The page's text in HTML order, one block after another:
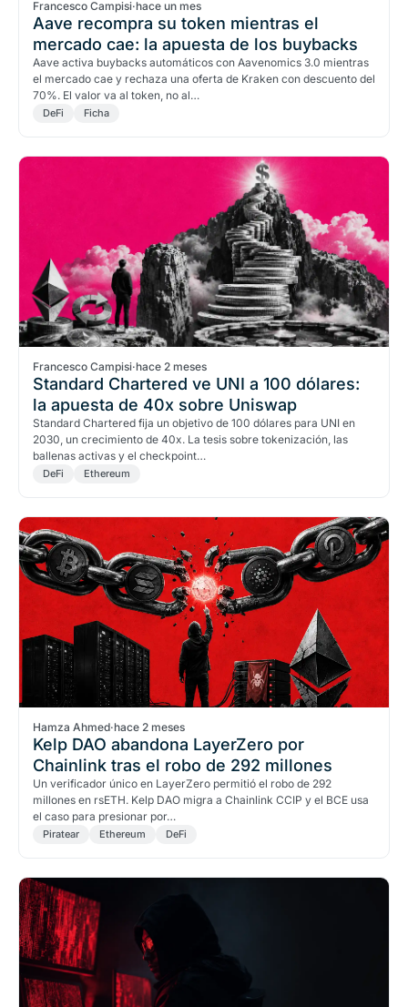
Francesco Campisi·hace un mes
Aave recompra su token mientras el
mercado cae: la apuesta de los buybacks
Aave activa buybacks automáticos con Aavenomics 3.0 mientras
el mercado cae y rechaza una oferta de Kraken con descuento del
70%. El valor va al token, no al…
DeFi Ficha
Francesco Campisi·hace 2 meses
Standard Chartered ve UNI a 100 dólares:
la apuesta de 40x sobre Uniswap
Standard Chartered fija un objetivo de 100 dólares para UNI en
2030, un crecimiento de 40x. La tesis sobre tokenización, las
ballenas activas y el checkpoint…
DeFi Ethereum
Hamza Ahmed·hace 2 meses
Kelp DAO abandona LayerZero por
Chainlink tras el robo de 292 millones
Un verificador único en LayerZero permitió el robo de 292
millones en rsETH. Kelp DAO migra a Chainlink CCIP y el BCE usa
el caso para presionar por…
Piratear Ethereum DeFi